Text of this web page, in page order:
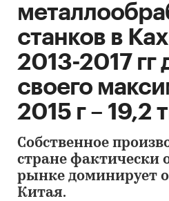
станков в
2013-2017 гг
своего
2015 г – 19,2
Собственное
стране фактически
рынке доминирует
Китая.